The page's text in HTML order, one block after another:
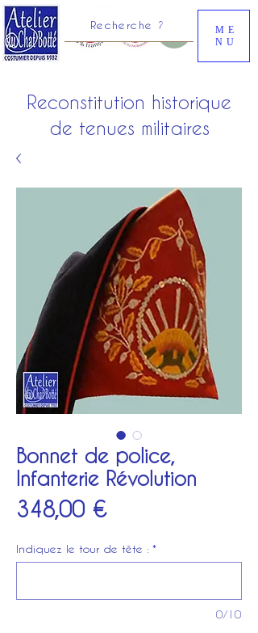
Recherche ?
ME
NU
Reconstitution historique
de tenues militaires
Bonnet de police,
Infanterie Révolution
348,00 €Prix
Indiquez le tour de tête : *
0/10